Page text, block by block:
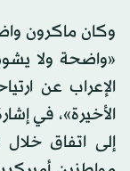
وكان ماكرون
«واضحة ولا
الإعراب عن
الأخيرة»، في